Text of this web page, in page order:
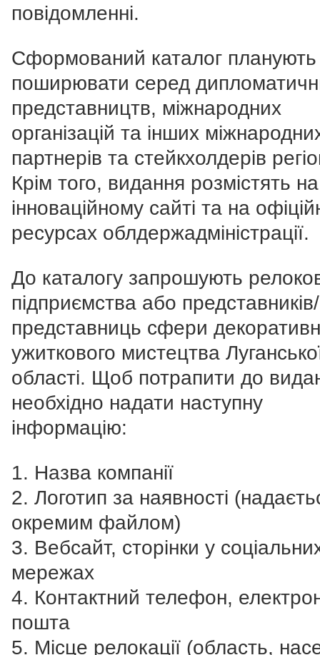
повідомленні.
Сформований каталог планують
поширювати серед
представництв, міжнародних
організацій та інших
партнерів та стейкхолдерів
Крім того, видання розмістять на
інноваційному сайті та на
ресурсах облдержадміністрації.
До каталогу запрошують
підприємства або представників/
представниць сфери
ужиткового мистецтва
області. Щоб потрапити до
необхідно надати наступну
інформацію:
1. Назва компанії
2. Логотип за наявності
окремим файлом)
3. Вебсайт, сторінки у
мережах
4. Контактний телефон,
пошта
5. Місце релокації (область,